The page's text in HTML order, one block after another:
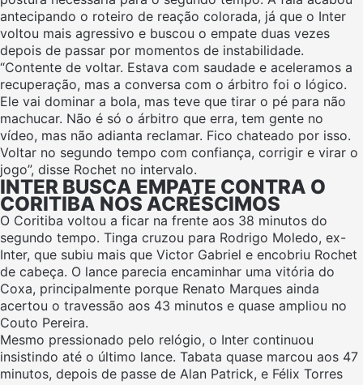
antecipando o roteiro de reação colorada, já que o Inter
voltou mais agressivo e buscou o empate duas vezes
depois de passar por momentos de instabilidade.
“Contente de voltar. Estava com saudade e aceleramos a
recuperação, mas a conversa com o árbitro foi o lógico.
Ele vai dominar a bola, mas teve que tirar o pé para não
machucar. Não é só o árbitro que erra, tem gente no
vídeo, mas não adianta reclamar. Fico chateado por isso.
Voltar no segundo tempo com confiança, corrigir e virar o
jogo”, disse Rochet no intervalo.
INTER BUSCA EMPATE CONTRA O
CORITIBA NOS ACRÉSCIMOS
O Coritiba voltou a ficar na frente aos 38 minutos do
segundo tempo. Tinga cruzou para Rodrigo Moledo, ex-
Inter, que subiu mais que Victor Gabriel e encobriu Rochet
de cabeça. O lance parecia encaminhar uma vitória do
Coxa, principalmente porque Renato Marques ainda
acertou o travessão aos 43 minutos e quase ampliou no
Couto Pereira.
Mesmo pressionado pelo relógio, o Inter continuou
insistindo até o último lance. Tabata quase marcou aos 47
minutos, depois de passe de Alan Patrick, e Félix Torres